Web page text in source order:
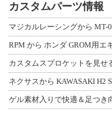
カスタムパーツ情報
ネクサスから KAWASAKI H2